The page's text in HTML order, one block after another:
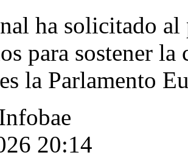
ha solicitado al
para sostener la
la Parlamento
20:14